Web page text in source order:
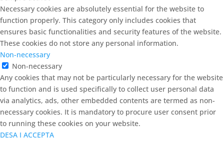
Necessary cookies are absolutely essential for the website to
function properly. This category only includes cookies that
ensures basic functionalities and security features of the website.
These cookies do not store any personal information.
Non-necessary
Non-necessary
Any cookies that may not be particularly necessary for the website
to function and is used specifically to collect user personal data
via analytics, ads, other embedded contents are termed as non-
necessary cookies. It is mandatory to procure user consent prior
to running these cookies on your website.
DESA I ACCEPTA